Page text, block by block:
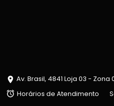
Av. Brasil, 4841 Loja 03 -
Horários de Atendimento